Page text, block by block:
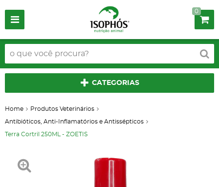
0
CATEGORIAS
Home Produtos Veterinários
Antibióticos, Anti-Inflamatórios e Antissépticos
Terra Cortril 250ML - ZOETIS